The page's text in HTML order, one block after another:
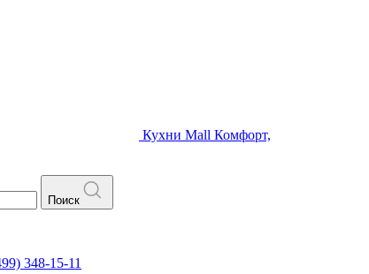
Кухни Mall Комфорт,
Поиск
348-15-11